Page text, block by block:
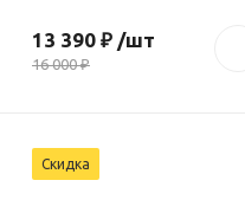
13 390 ₽ /шт
16 000 ₽
Скидка